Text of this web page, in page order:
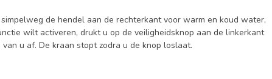
de hendel aan de rechterkant voor warm en koud water,
wilt activeren, drukt u op de veiligheidsknop aan de linkerkant
u af. De kraan stopt zodra u de knop loslaat.